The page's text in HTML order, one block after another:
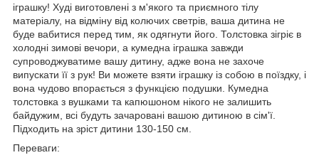
іграшку! Худі виготовлені з м'якого та приємного тілу
матеріалу, на відміну від колючих светрів, ваша дитина не
буде вабитися перед тим, як одягнути його. Толстовка зігріє в
холодні зимові вечори, а кумедна іграшка завжди
супроводжуватиме вашу дитину, адже вона не захоче
випускати її з рук! Ви можете взяти іграшку із собою в поїздку, і
вона чудово впорається з функцією подушки. Кумедна
толстовка з вушками та капюшоном нікого не залишить
байдужим, всі будуть зачаровані вашою дитиною в сім'ї.
Підходить на зріст дитини 130-150 см.
Переваги: